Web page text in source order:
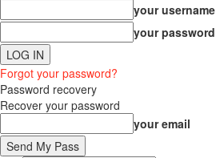
your username
your password
Forgot your password?
Password recovery
Recover your password
your email